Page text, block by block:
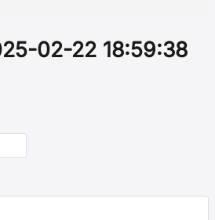
02-22 18:59:38